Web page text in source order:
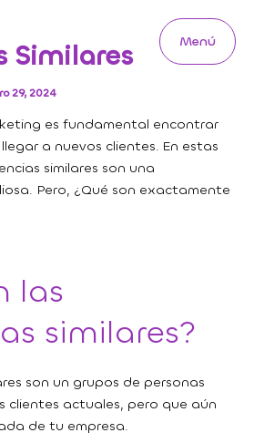
Main
Menú
Similares
29, 2024
es fundamental encontrar
a nuevos clientes. En estas
similares son una
Pero, ¿Qué son exactamente
las
similares?
son un grupos de personas
clientes actuales, pero que aún
de tu empresa.